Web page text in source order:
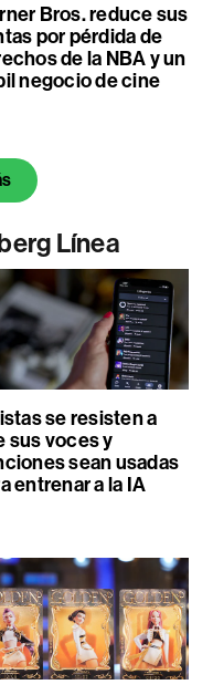
Bros. reduce sus
por pérdida de
de la NBA y un
negocio de cine
Línea
se resisten a
sus voces y
sean usadas
entrenar a la IA